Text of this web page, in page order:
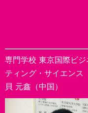
専門学校 東京国際ビ
ティング・サイエン
貝 元鑫（中国）